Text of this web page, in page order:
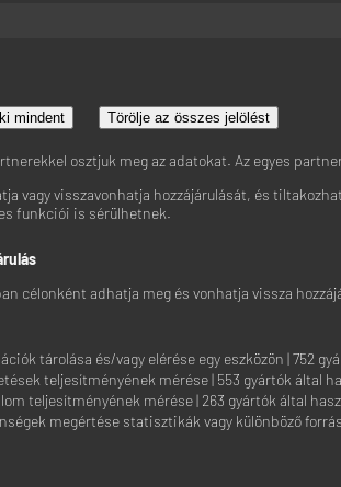
mindent Törölje az összes jelölést
osztjuk meg az adatokat. Az egyes
vagy visszavonhatja hozzájárulását, és
funkciói is sérülhetnek.
célonként adhatja meg és vonhatja vissza
tárolása és/vagy elérése egy eszközön | 752
teljesítményének mérése | 553 gyártók által
teljesítményének mérése | 263 gyártók által
megértése statisztikák vagy különböző